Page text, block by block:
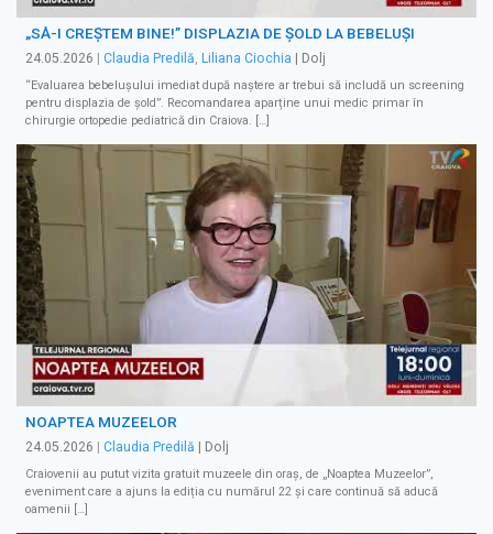
„SĂ-I CREȘTEM BINE!” DISPLAZIA DE ȘOLD LA BEBELUȘI
24.05.2026 Claudia Predilă, Liliana Ciochia | Dolj
“Evaluarea bebelușului imediat după naștere ar trebui să includă un screening
pentru displazia de șold”. Recomandarea aparține unui medic primar în
chirurgie ortopedie pediatrică din Craiova. […]
NOAPTEA MUZEELOR
24.05.2026 Claudia Predilă | Dolj
Craiovenii au putut vizita gratuit muzeele din oraș, de „Noaptea Muzeelor”,
eveniment care a ajuns la ediția cu numărul 22 și care continuă să aducă
oamenii […]